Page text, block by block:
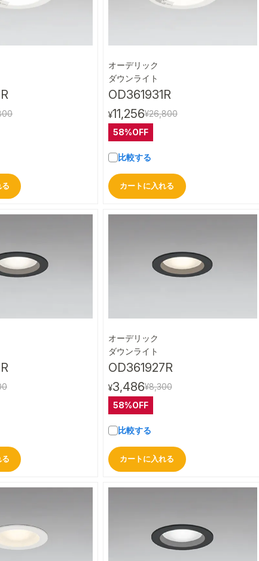
オーデリック
ダウンライト
OD361931R
¥11,256¥26,800
58%OFF
比較する
カートに入れる
オーデリック
ダウンライト
OD361927R
¥3,486¥8,300
58%OFF
比較する
カートに入れる